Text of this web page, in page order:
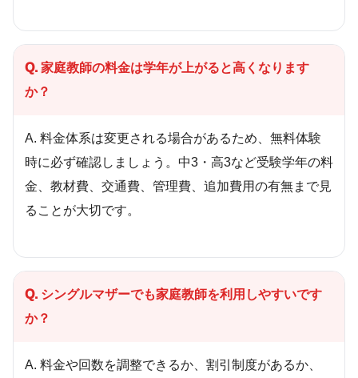
Q. 家庭教師の料金は学年が上がると高くなります
か？
A. 料金体系は変更される場合があるため、無料体験
時に必ず確認しましょう。中3・高3など受験学年の料
金、教材費、交通費、管理費、追加費用の有無まで見
ることが大切です。
Q. シングルマザーでも家庭教師を利用しやすいです
か？
A. 料金や回数を調整できるか、割引制度があるか、